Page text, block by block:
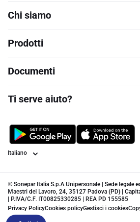
Chi siamo
Prodotti
Documenti
Ti serve aiuto?
Lingua
© Sonepar Italia S.p.A Unipersonale | Sede legale
Maestri del Lavoro, 24, 35127 Padova (PD) |
| P.IVA/C.F. IT00825330285 | REA PD 155585
Privacy PolicyCookies policyGestisci i cookies